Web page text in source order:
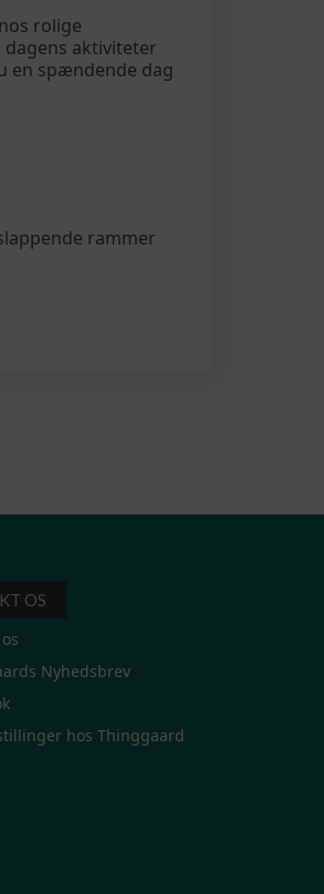
rolige
aktiviteter
en spændende dag
rammer
OS
Nyhedsbrev
hos Thinggaard